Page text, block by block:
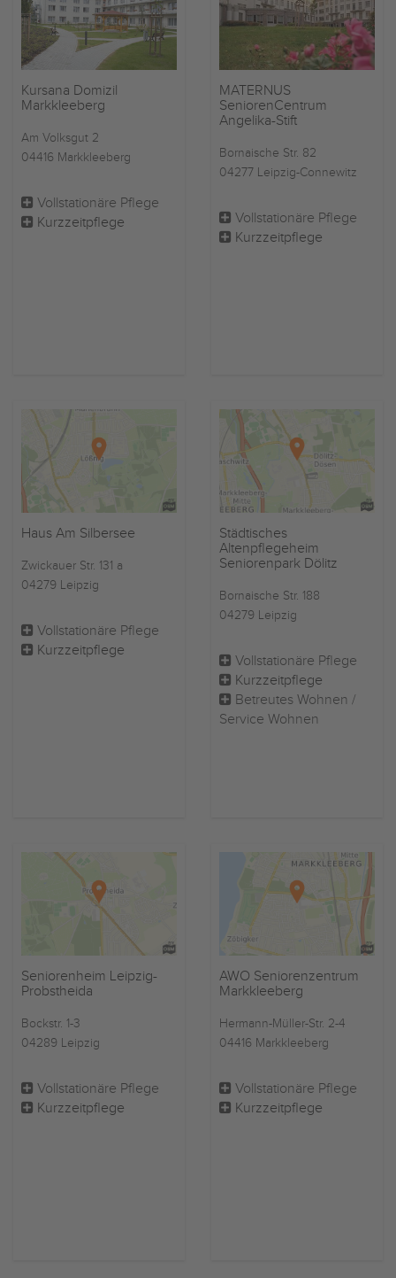
Kursana Domizil
Markkleeberg
Am Volksgut 2
04416 Markkleeberg
Vollstationäre Pflege
Kurzzeitpflege
MATERNUS
SeniorenCentrum
Angelika-Stift
Bornaische Str. 82
04277 Leipzig-Connewitz
Vollstationäre Pflege
Kurzzeitpflege
Haus Am Silbersee
Zwickauer Str. 131 a
04279 Leipzig
Vollstationäre Pflege
Kurzzeitpflege
Städtisches
Altenpflegeheim
Seniorenpark Dölitz
Bornaische Str. 188
04279 Leipzig
Vollstationäre Pflege
Kurzzeitpflege
Betreutes Wohnen /
Service Wohnen
Seniorenheim Leipzig-
Probstheida
Bockstr. 1-3
04289 Leipzig
Vollstationäre Pflege
Kurzzeitpflege
AWO Seniorenzentrum
Markkleeberg
Hermann-Müller-Str. 2-4
04416 Markkleeberg
Vollstationäre Pflege
Kurzzeitpflege